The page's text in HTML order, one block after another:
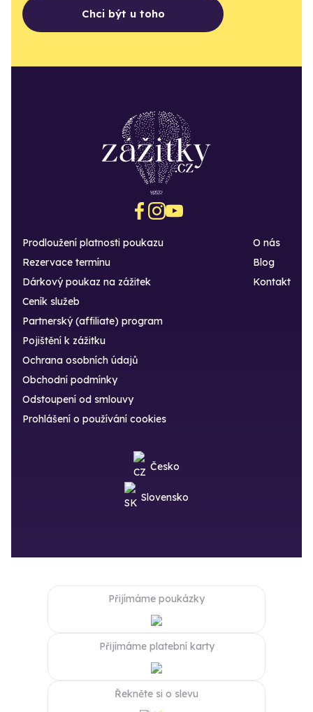
Chci být u toho
Prodloužení platnosti poukazu
Rezervace termínu
Dárkový poukaz na zážitek
O nás
Blog
Kontakt
Ceník služeb
Partnerský (affiliate) program
Pojištění k zážitku
Ochrana osobních údajů
Obchodní podmínky
Odstoupení od smlouvy
Prohlášení o používání cookies
Česko
Slovensko
Přijímáme poukázky
Přijímáme platební karty
Řekněte si o slevu